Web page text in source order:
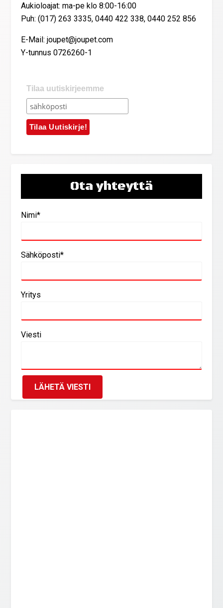
Aukioloajat: ma-pe klo 8:00-16:00
Puh: (017) 263 3335, 0440 422 338, 0440 252 856
E-Mail: joupet@joupet.com
Y-tunnus 0726260-1
Tilaa uutiskirjeemme
Ota yhteyttä
Nimi*
Sähköposti*
Yritys
Viesti